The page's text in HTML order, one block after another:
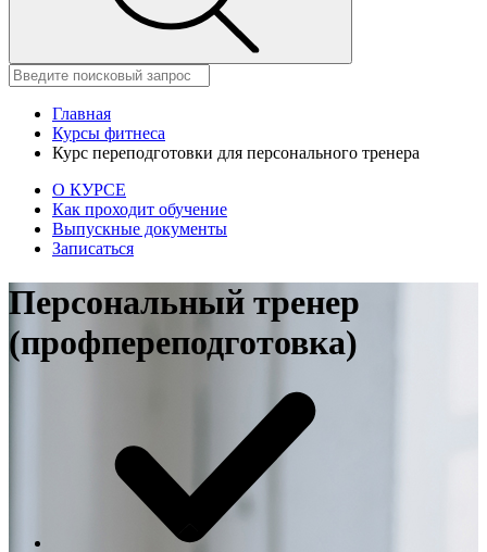
Главная
Курсы фитнеса
Курс переподготовки для персонального тренера
О КУРСЕ
Как проходит обучение
Выпускные документы
Записаться
Персональный тренер
(профпереподготовка)